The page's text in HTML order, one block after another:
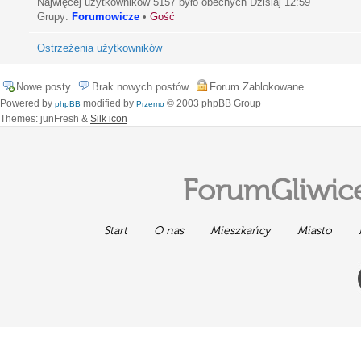
Grupy: Forumowicze • Gość
Ostrzeżenia użytkowników
Nowe posty Brak nowych postów Forum Zablokowane
Powered by phpBB modified by Przemo © 2003 phpBB Group
Themes: junFresh & Silk icon
Start O nas Mieszkańcy Miasto